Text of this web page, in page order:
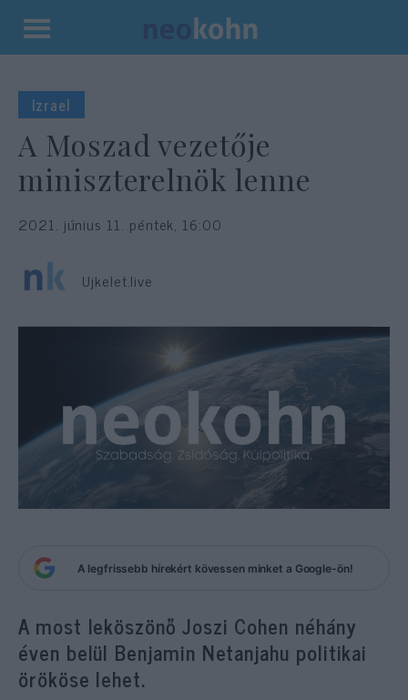
Kilépés
tartalomba
Izrael
A Moszad vezetője
miniszterelnök lenne
2021. június 11. péntek, 16:00
Ujkelet.live
A legfrissebb hírekért kövessen minket a Google-ön!
A most leköszönő Joszi Cohen néhány
éven belül Benjamin Netanjahu politikai
örököse lehet.